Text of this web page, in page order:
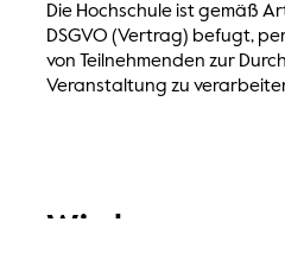
Die Hochschule ist gemäß
DSGVO (Vertrag) befugt,
von Teilnehmenden zur
Veranstaltung zu
Wie lange